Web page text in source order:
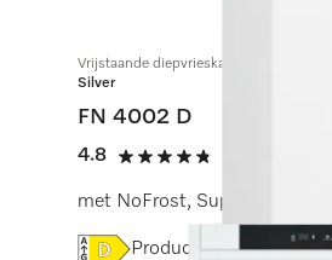
Vrijstaande diepvrieskast
Silver
FN 4002 D
4.8
4.8 sterren op 5
met NoFrost, SuperFrost en
Online Label Flag,
Productinformatieblad